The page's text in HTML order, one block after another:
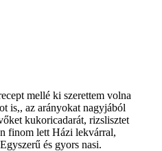
mellé ki szerettem volna
is,, az arányokat nagyjából
kukoricadarát, rizslisztet
finom lett Házi lekvárral,
és gyors nasi.